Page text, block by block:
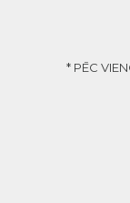
* PĒC